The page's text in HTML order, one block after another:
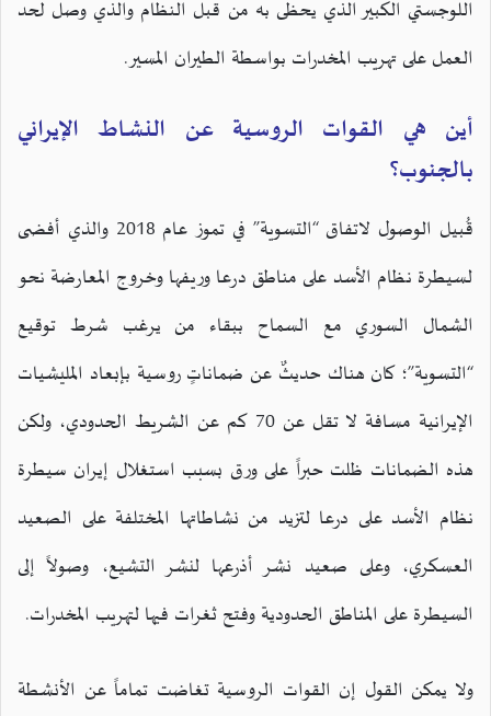
اللوجستي الكبير الذي يحظى به من قبل النظام والذي وصل لحد
العمل على تهريب المخدرات بواسطة الطيران المسير.
أين هي القوات الروسية عن النشاط الإيراني
بالجنوب؟
قُبيل الوصول لاتفاق “التسوية” في تموز عام 2018 والذي أفضى
لسيطرة نظام الأسد على مناطق درعا وريفها وخروج المعارضة نحو
الشمال السوري مع السماح ببقاء من يرغب شرط توقيع
“التسوية”؛ كان هناك حديثٌ عن ضماناتٍ روسية بإبعاد المليشيات
الإيرانية مسافة لا تقل عن 70 كم عن الشريط الحدودي، ولكن
هذه الضمانات ظلت حبراً على ورق بسبب استغلال إيران سيطرة
نظام الأسد على درعا لتزيد من نشاطاتها المختلفة على الصعيد
العسكري، وعلى صعيد نشر أذرعها لنشر التشيع، وصولاً إلى
السيطرة على المناطق الحدودية وفتح ثغرات فيها لتهريب المخدرات.
ولا يمكن القول إن القوات الروسية تغاضت تماماً عن الأنشطة